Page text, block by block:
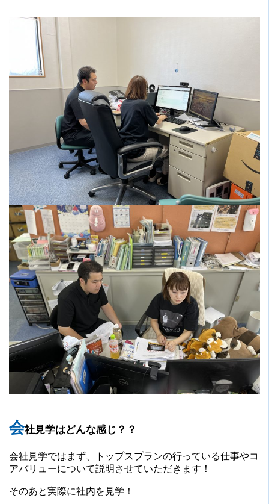
会社見学はどんな感じ？？
会社見学ではまず、トップスプランの行っている仕事やコ
アバリューについて説明させていただきます！
そのあと実際に社内を見学！